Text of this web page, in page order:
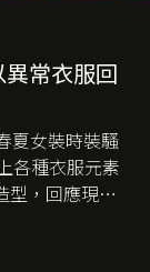
常衣服回
夏女裝時裝騷
種衣服元素
型，回應現今